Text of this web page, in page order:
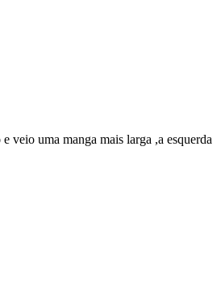
veio uma manga mais larga ,a esquerda